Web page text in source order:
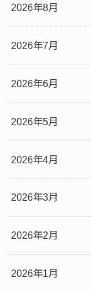
2026年8月
2026年7月
2026年6月
2026年5月
2026年4月
2026年3月
2026年2月
2026年1月